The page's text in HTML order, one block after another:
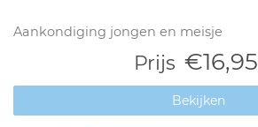
Aankondiging jongen en meisje
Prijs €16,95
Bekijken